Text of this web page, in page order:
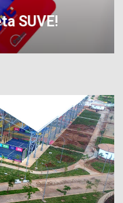
SUVE!